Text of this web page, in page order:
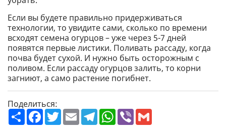
Если вы будете правильно придерживаться
технологии, то увидите сами, сколько по времени
всходят семена огурцов – уже через 5-7 дней
появятся первые листики. Поливать рассаду, когда
почва будет сухой. И нужно быть осторожным с
поливом. Если рассаду огурцов залить, то корни
загниют, а само растение погибнет.
Поделиться:
П
о
F
a
T
w
E
m
T
e
W
h
V